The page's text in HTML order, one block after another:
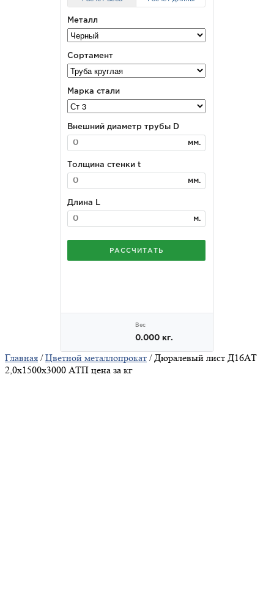
Главная /Цветной металлопрокат / Дюралевый лист Д16АТ
2,0х1500х3000 АТП цена за кг